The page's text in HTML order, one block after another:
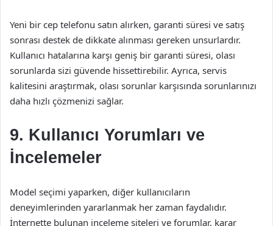
Yeni bir cep telefonu satın alırken, garanti süresi ve satış
sonrası destek de dikkate alınması gereken unsurlardır.
Kullanıcı hatalarına karşı geniş bir garanti süresi, olası
sorunlarda sizi güvende hissettirebilir. Ayrıca, servis
kalitesini araştırmak, olası sorunlar karşısında sorunlarınızı
daha hızlı çözmenizi sağlar.
9. Kullanıcı Yorumları ve
İncelemeler
Model seçimi yaparken, diğer kullanıcıların
deneyimlerinden yararlanmak her zaman faydalıdır.
İnternette bulunan inceleme siteleri ve forumlar, karar